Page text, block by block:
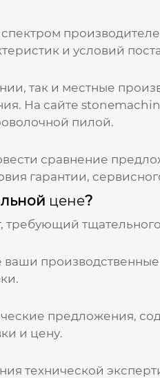
и условий
так и местные
На сайте
пилой.
сравнение
гарантии,
цене?
требующий
предложения,
и цену.
технической